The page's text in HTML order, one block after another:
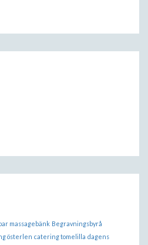
massagebänk Begravningsbyrå
österlen catering tomelilla dagens